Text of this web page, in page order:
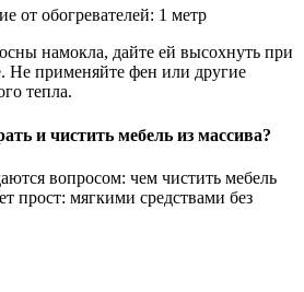
от обогревателей: 1 метр
намокла, дайте ей высохнуть при
Не применяйте фен или другие
тепла.
и чистить мебель из массива?
вопросом: чем чистить мебель
прост: мягкими средствами без